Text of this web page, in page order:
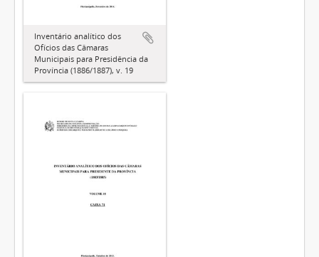
Inventário analítico dos
Ofícios das Câmaras
Municipais para Presidência da
Província (1886/1887), v. 19